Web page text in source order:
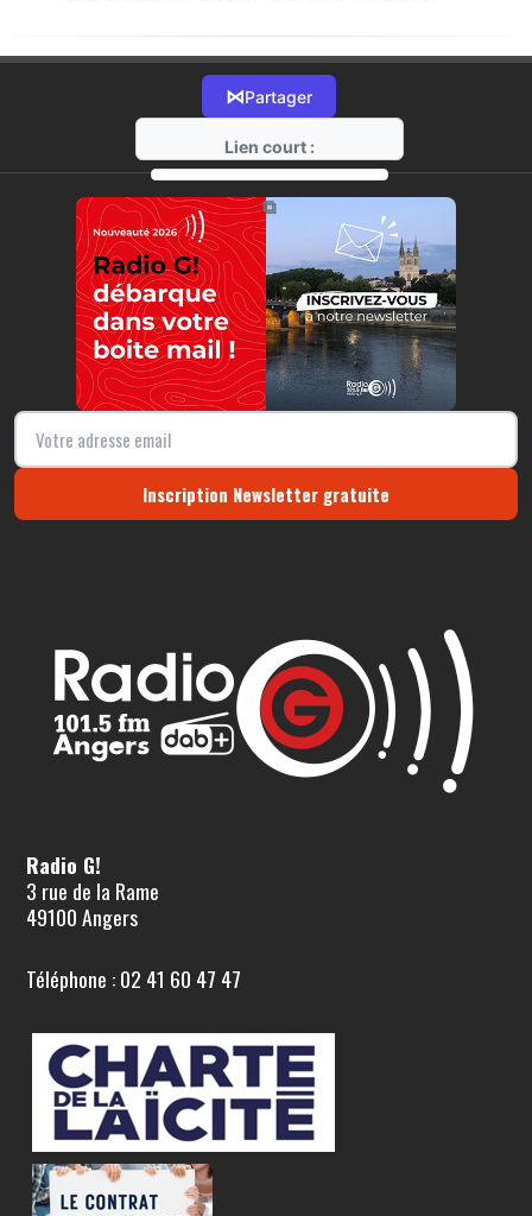
⋈Partager
Lien court :
https://radio-g.fr?14774
⧉
Inscription Newsletter gratuite
Radio G!
3 rue de la Rame
49100 Angers
Téléphone : 02 41 60 47 47